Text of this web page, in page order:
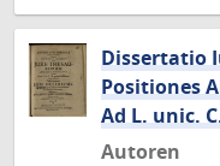
Dissertatio
Positiones
Ad L. unic.
Autoren